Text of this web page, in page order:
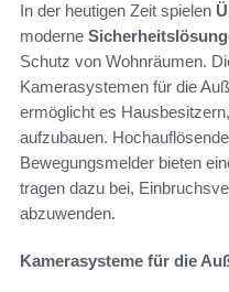
In der heutigen Zeit spielen
moderne
Schutz von Wohnräumen.
Kamerasystemen für die
ermöglicht es
aufzubauen.
Bewegungsmelder bieten
tragen dazu bei,
abzuwenden.
Kamerasysteme für die